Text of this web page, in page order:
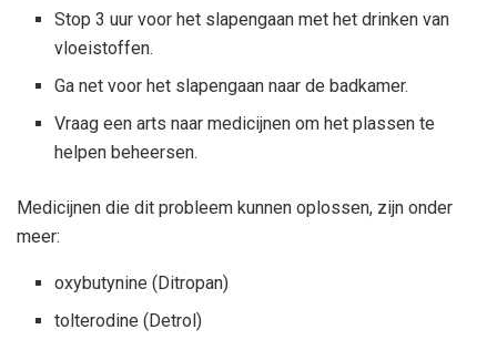
Stop 3 uur voor het slapengaan met het drinken van
vloeistoffen.
Ga net voor het slapengaan naar de badkamer.
Vraag een arts naar medicijnen om het plassen te
helpen beheersen.
Medicijnen die dit probleem kunnen oplossen, zijn onder
meer:
oxybutynine (Ditropan)
tolterodine (Detrol)